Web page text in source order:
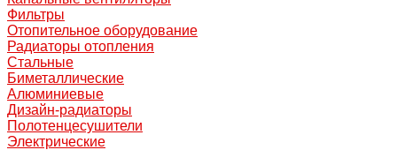
Фильтры
Отопительное оборудование
Радиаторы отопления
Стальные
Биметаллические
Алюминиевые
Дизайн-радиаторы
Полотенцесушители
Электрические